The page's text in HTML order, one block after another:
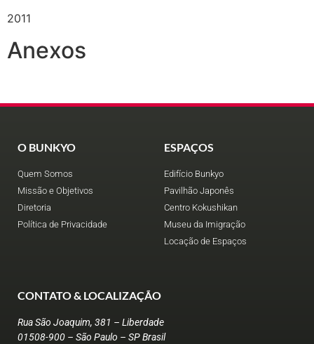
2011
Anexos
O BUNKYO
Quem Somos
Missão e Objetivos
Diretoria
Política de Privacidade
ESPAÇOS
Edifício Bunkyo
Pavilhão Japonês
Centro Kokushikan
Museu da Imigração
Locação de Espaços
CONTATO & LOCALIZAÇÃO
Rua São Joaquim, 381 – Liberdade
01508-900 – São Paulo – SP Brasil